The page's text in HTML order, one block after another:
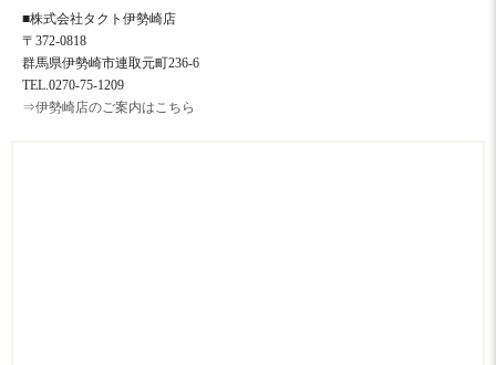
■株式会社タクト伊勢崎店
〒372-0818
群馬県伊勢崎市連取元町236-6
TEL.0270-75-1209
⇒伊勢崎店のご案内はこちら